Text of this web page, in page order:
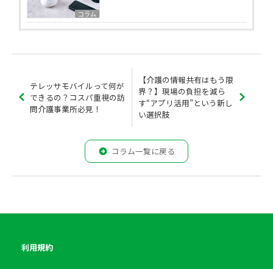
コラム
テレッサモバイルって何が
できるの？コスパ重視の訪
問介護事業所必見！
【介護の情報共有はもう限
界？】現場の負担を減ら
す“アプリ活用”という新し
い選択肢
コラム一覧に戻る
利用規約